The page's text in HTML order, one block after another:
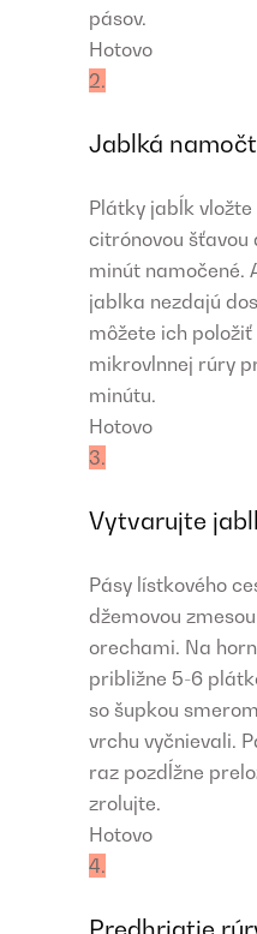
pásov.
Hotovo
2.
Jablká
Plátky jabĺk vložte
citrónovou šťavou
minút namočené.
jablka nezdajú
môžete ich
mikrovlnnej rúry
minútu.
Hotovo
3.
Vytvarujte
Pásy lístkového
džemovou
orechami. Na
približne 5-6
so šupkou
vrchu vyčnievali.
raz pozdĺžne
zrolujte.
Hotovo
4.